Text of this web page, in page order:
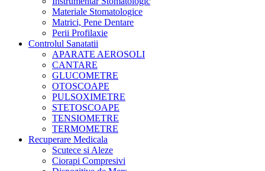
Materiale Stomatologice
Matrici, Pene Dentare
Perii Profilaxie
Controlul Sanatatii
APARATE AEROSOLI
CANTARE
GLUCOMETRE
OTOSCOAPE
PULSOXIMETRE
STETOSCOAPE
TENSIOMETRE
TERMOMETRE
Recuperare Medicala
Scutece si Aleze
Ciorapi Compresivi